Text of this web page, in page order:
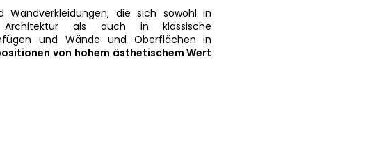
Wandverkleidungen, die sich sowohl in
Architektur als auch in klassische
und Wände und Oberflächen in
von hohem ästhetischem Wert